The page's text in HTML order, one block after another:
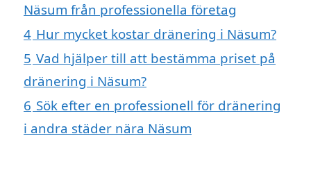
Näsum från professionella företag
4 Hur mycket kostar dränering i Näsum?
5 Vad hjälper till att bestämma priset på
dränering i Näsum?
6 Sök efter en professionell för dränering
i andra städer nära Näsum